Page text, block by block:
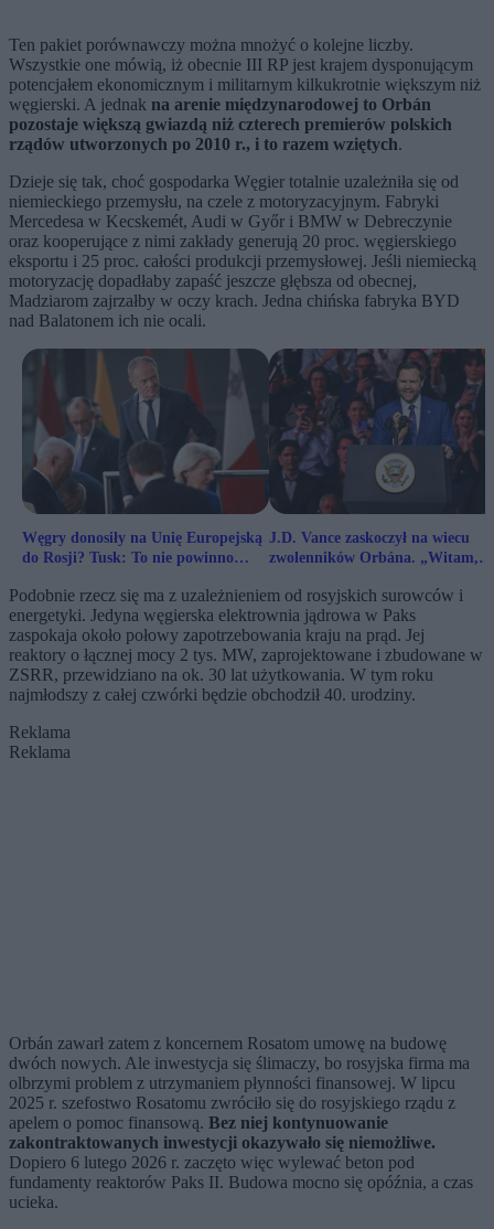
Ten pakiet porównawczy można mnożyć o kolejne liczby.
Wszystkie one mówią, iż obecnie III RP jest krajem dysponującym
potencjałem ekonomicznym i militarnym kilkukrotnie większym niż
węgierski. A jednak na arenie międzynarodowej to Orbán
pozostaje większą gwiazdą niż czterech premierów polskich
rządów utworzonych po 2010 r., i to razem wziętych.
Dzieje się tak, choć gospodarka Węgier totalnie uzależniła się od
niemieckiego przemysłu, na czele z motoryzacyjnym. Fabryki
Mercedesa w Kecskemét, Audi w Győr i BMW w Debreczynie
oraz kooperujące z nimi zakłady generują 20 proc. węgierskiego
eksportu i 25 proc. całości produkcji przemysłowej. Jeśli niemiecką
motoryzację dopadłaby zapaść jeszcze głębsza od obecnej,
Madziarom zajrzałby w oczy krach. Jedna chińska fabryka BYD
nad Balatonem ich nie ocali.
Węgry donosiły na Unię Europejską
do Rosji? Tusk: To nie powinno
J.D. Vance zaskoczył na wiecu
zwolenników Orbána. „Witam,
Podobnie rzecz się ma z uzależnieniem od rosyjskich surowców i
energetyki. Jedyna węgierska elektrownia jądrowa w Paks
zaspokaja około połowy zapotrzebowania kraju na prąd. Jej
reaktory o łącznej mocy 2 tys. MW, zaprojektowane i zbudowane w
ZSRR, przewidziano na ok. 30 lat użytkowania. W tym roku
najmłodszy z całej czwórki będzie obchodził 40. urodziny.
Reklama
Reklama
Orbán zawarł zatem z koncernem Rosatom umowę na budowę
dwóch nowych. Ale inwestycja się ślimaczy, bo rosyjska firma ma
olbrzymi problem z utrzymaniem płynności finansowej. W lipcu
2025 r. szefostwo Rosatomu zwróciło się do rosyjskiego rządu z
apelem o pomoc finansową. Bez niej kontynuowanie
zakontraktowanych inwestycji okazywało się niemożliwe.
Dopiero 6 lutego 2026 r. zaczęto więc wylewać beton pod
fundamenty reaktorów Paks II. Budowa mocno się opóźnia, a czas
ucieka.